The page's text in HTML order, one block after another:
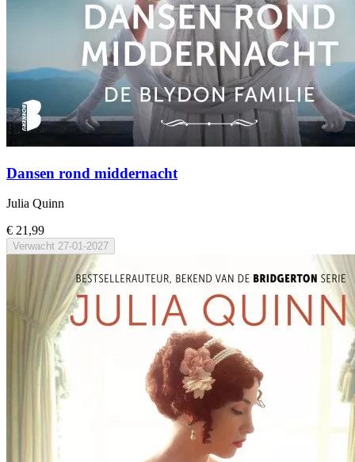
Dansen rond middernacht
Julia Quinn
€ 21,99
Verwacht 27-01-2027